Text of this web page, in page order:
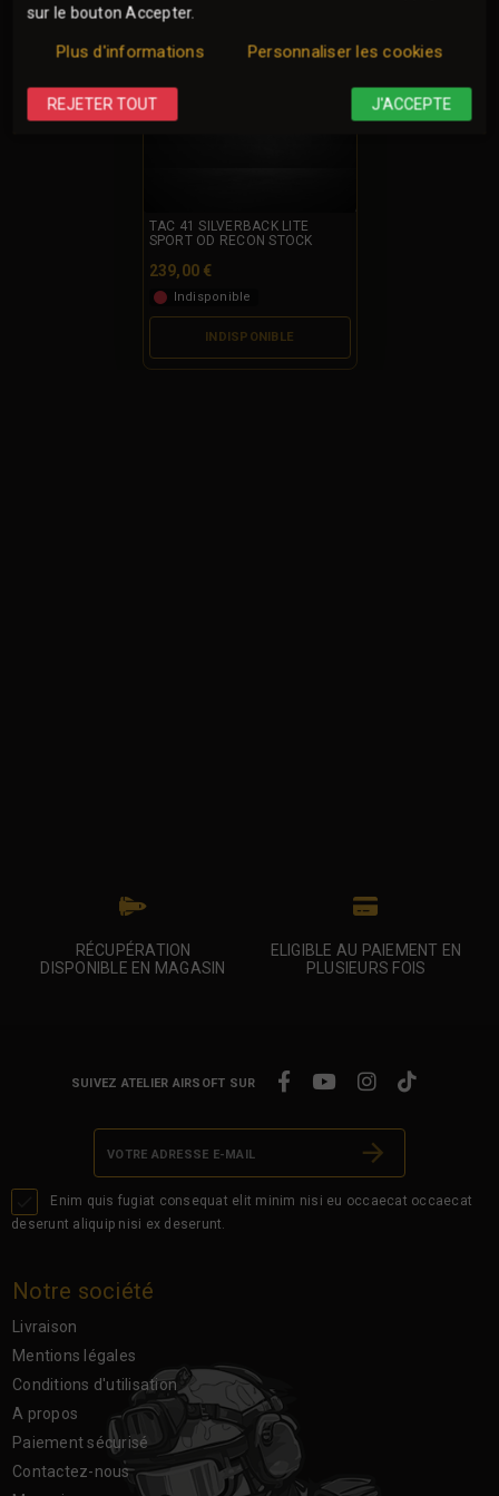
TAC 41 SILVERBACK LITE
SPORT OD RECON STOCK
239,00 €
Indisponible
INDISPONIBLE
RÉCUPÉRATION
DISPONIBLE EN MAGASIN
ELIGIBLE AU PAIEMENT EN
PLUSIEURS FOIS
Enim quis fugiat consequat elit minim nisi eu occaecat occaecat
deserunt aliquip nisi ex deserunt.
SUIVEZ ATELIER AIRSOFT SUR
Notre société
Livraison
Mentions légales
Conditions d'utilisation
A propos
Paiement sécurisé
Contactez-nous
sur le bouton Accepter.
Plus d'informations Personnaliser les cookies
REJETER TOUT J'ACCEPTE